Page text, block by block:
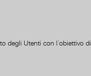
degli Utenti con l´obiettivo di